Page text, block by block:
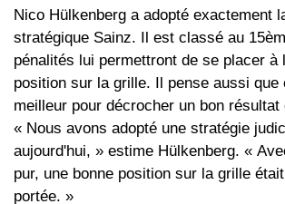
Nico Hülkenberg a adopté exactement
stratégique Sainz. Il est classé au
pénalités lui permettront de se placer à
position sur la grille. Il pense aussi que
meilleur pour décrocher un bon résultat
« Nous avons adopté une stratégie
aujourd'hui, » estime Hülkenberg. «
pur, une bonne position sur la grille
portée. »